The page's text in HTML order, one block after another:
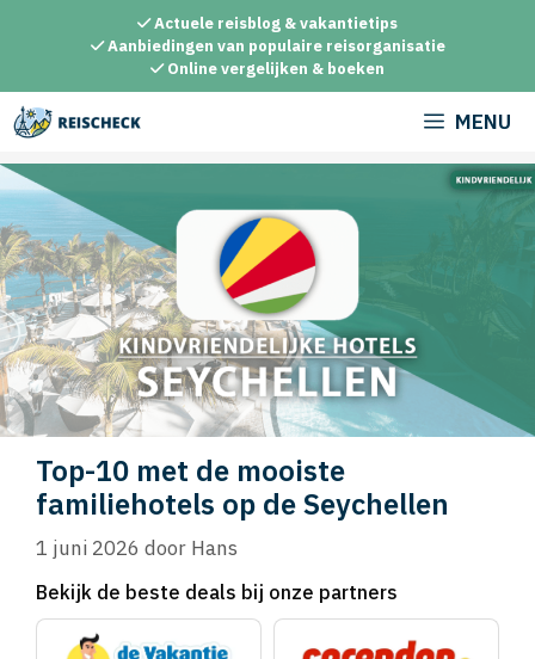
inhoud
Actuele reisblog & vakantietips
Aanbiedingen van populaire reisorganisatie
Online vergelijken & boeken
MENU
Top-10 met de mooiste
familiehotels op de Seychellen
1 juni 2026 door Hans
Bekijk de beste deals bij onze partners